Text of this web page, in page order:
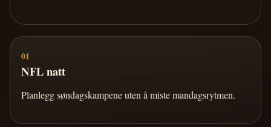
01
NFL natt
Planlegg søndagskampene uten å miste mandagsrytmen.